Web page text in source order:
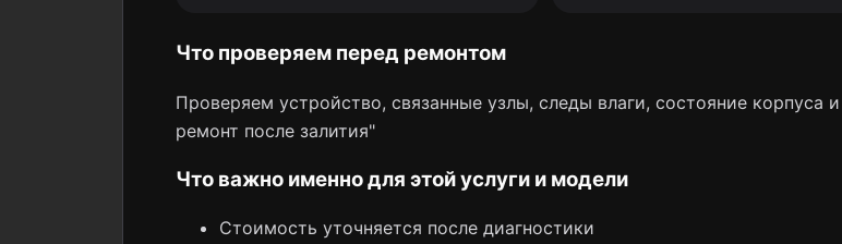
Что проверяем перед ремонтом
Проверяем устройство, связанные узлы, следы влаги, состояние корпуса
ремонт после залития"
Что важно именно для этой услуги и модели
Стоимость уточняется после диагностики